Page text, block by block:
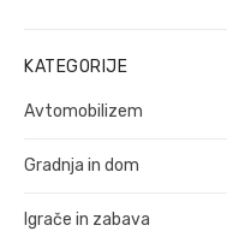
KATEGORIJE
Avtomobilizem
Gradnja in dom
Igrače in zabava